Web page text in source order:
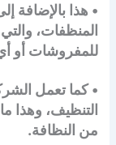
• هذا بالإضافة
المنظفات،
للمفروشات أو
• كما تعمل
التنظيف، وهذا
من النظافة.